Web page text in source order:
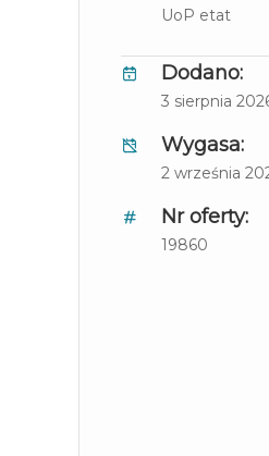
UoP etat
Dodano:
3 sierpnia
Wygasa:
2 września
Nr oferty:
19860